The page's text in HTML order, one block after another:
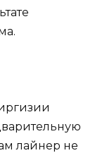
лайнер не